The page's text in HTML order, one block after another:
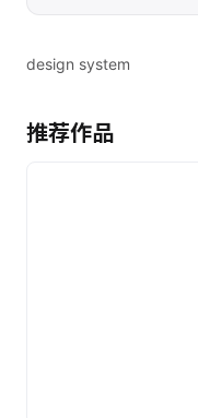
design system
推荐作品